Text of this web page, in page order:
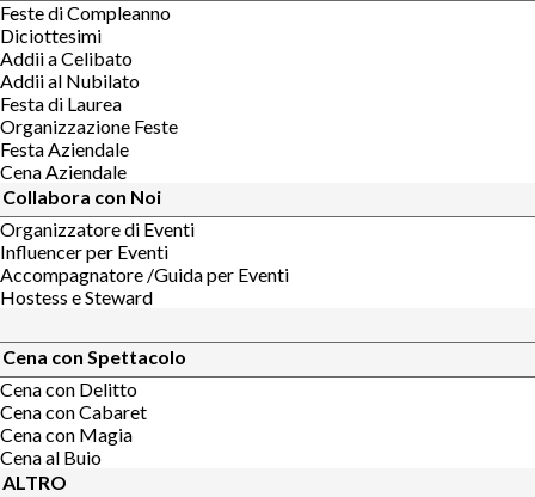
Feste di Compleanno
Diciottesimi
Addii a Celibato
Addii al Nubilato
Festa di Laurea
Organizzazione Feste
Festa Aziendale
Cena Aziendale
Collabora con Noi
Organizzatore di Eventi
Influencer per Eventi
Accompagnatore /Guida per Eventi
Hostess e Steward
Cena con Spettacolo
Cena con Delitto
Cena con Cabaret
Cena con Magia
Cena al Buio
ALTRO